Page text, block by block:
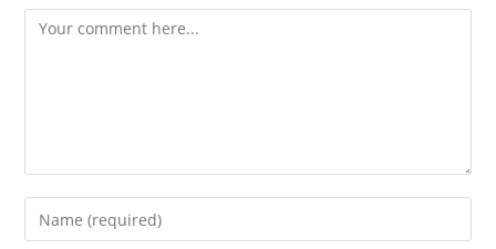
Comment
Enter
your